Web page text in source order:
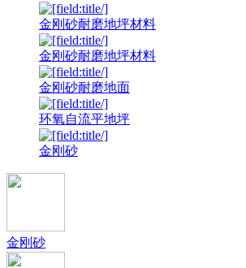
金刚砂耐磨地坪材料
金刚砂耐磨地坪材料
金刚砂耐磨地面
环氧自流平地坪
金刚砂
金刚砂